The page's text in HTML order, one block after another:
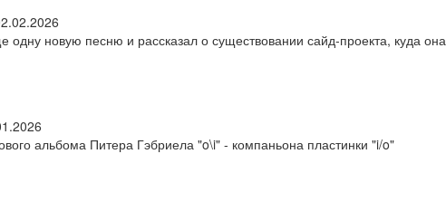
одну новую песню и рассказал о существовании сайд-проекта, куда она
альбома Питера Гэбриела "o\i" - компаньона пластинки "i/o"